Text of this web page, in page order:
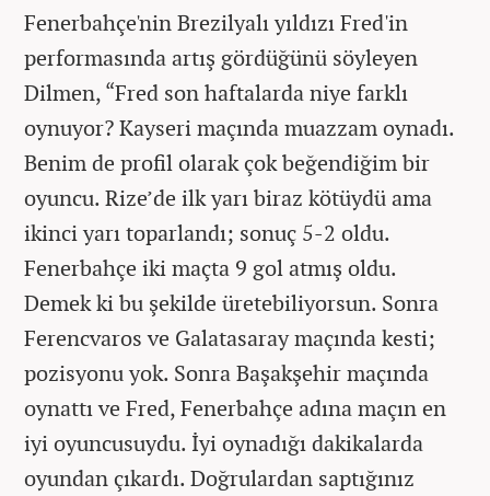
Fenerbahçe'nin Brezilyalı yıldızı Fred'in
performasında artış gördüğünü söyleyen
Dilmen, “Fred son haftalarda niye farklı
oynuyor? Kayseri maçında muazzam oynadı.
Benim de profil olarak çok beğendiğim bir
oyuncu. Rize’de ilk yarı biraz kötüydü ama
ikinci yarı toparlandı; sonuç 5-2 oldu.
Fenerbahçe iki maçta 9 gol atmış oldu.
Demek ki bu şekilde üretebiliyorsun. Sonra
Ferencvaros ve Galatasaray maçında kesti;
pozisyonu yok. Sonra Başakşehir maçında
oynattı ve Fred, Fenerbahçe adına maçın en
iyi oyuncusuydu. İyi oynadığı dakikalarda
oyundan çıkardı. Doğrulardan saptığınız